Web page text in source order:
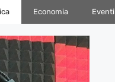
Economia Eventi